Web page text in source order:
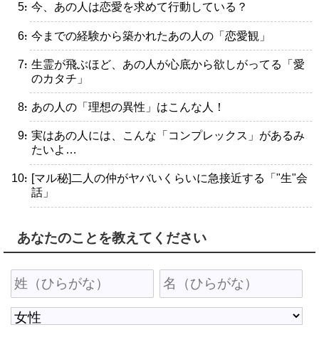
・今、あの人は恋愛を求めて行動している？
・今までの経験から築かれたあの人の「恋愛観」
・生霊が飛ぶほど、あの人が心底から欲しがってる「愛
のカタチ」
・あの人の「理想の異性」はこんな人！
・実はあの人には、こんな「コンプレックス」があるみ
たいよ…
・[マル秘]二人の仲がヤバいくらいに急接近する「"生"会
話」
あなたのことを教えてください